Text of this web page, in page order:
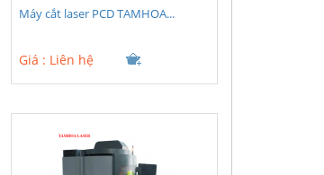
Máy cắt laser PCD TAMHOA...
Giá : Liên hệ